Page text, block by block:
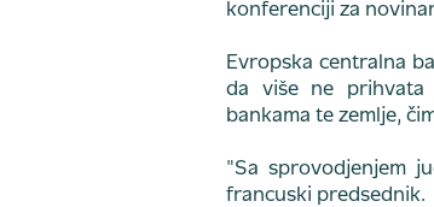
konferenciji za
Evropska centralna
da više ne prihvata
bankama te zemlje,
"Sa sprovodjenjem
francuski predsednik.